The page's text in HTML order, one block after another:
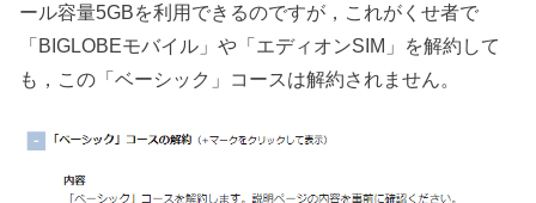
ール容量5GBを利用できるのですが，これがくせ者で
「BIGLOBEモバイル」や「エディオンSIM」を解約して
も，この「ベーシック」コースは解約されません。